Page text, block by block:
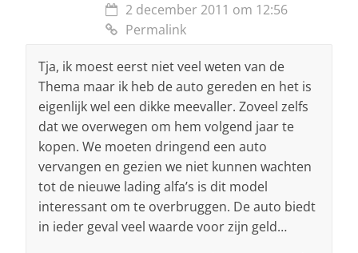
2 december 2011 om 12:56
Permalink
Tja, ik moest eerst niet veel weten van de
Thema maar ik heb de auto gereden en het is
eigenlijk wel een dikke meevaller. Zoveel zelfs
dat we overwegen om hem volgend jaar te
kopen. We moeten dringend een auto
vervangen en gezien we niet kunnen wachten
tot de nieuwe lading alfa’s is dit model
interessant om te overbruggen. De auto biedt
in ieder geval veel waarde voor zijn geld…